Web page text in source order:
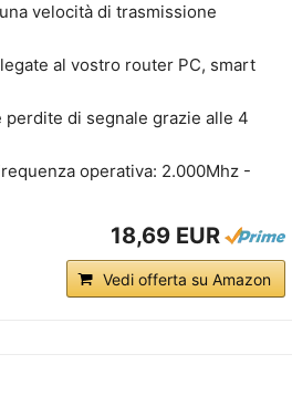
velocità di trasmissione
al vostro router PC, smart
di segnale grazie alle 4
operativa: 2.000Mhz -
18,69 EUR
Vedi offerta su Amazon